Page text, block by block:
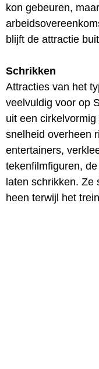
kon gebeuren,
blijft de attractie
Schrikken
Attracties van het
veelvuldig voor op
uit een
snelheid overheen
entertainers,
tekenfilmfiguren,
laten schrikken. Ze
heen terwijl het